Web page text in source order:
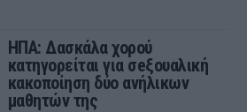
ΗΠΑ: Δασκάλα χορού
κατηγορείται για σeξουαλική
κακοποίηση δύο ανήλικων
μαθητών της